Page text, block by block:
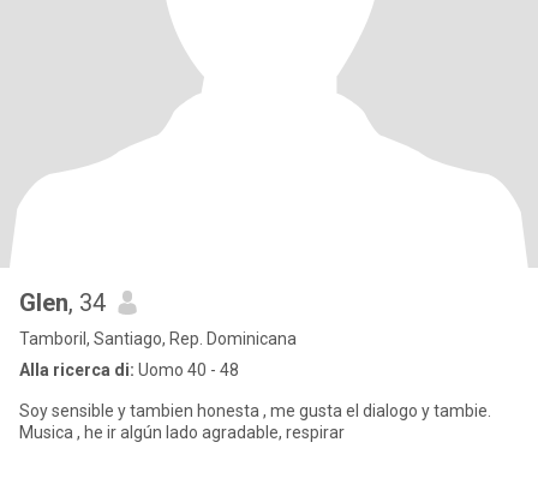
Glen, 34
Tamboril, Santiago, Rep. Dominicana
Alla ricerca di: Uomo 40 - 48
Soy sensible y tambien honesta , me gusta el dialogo y tambie.
Musica , he ir algún lado agradable, respirar